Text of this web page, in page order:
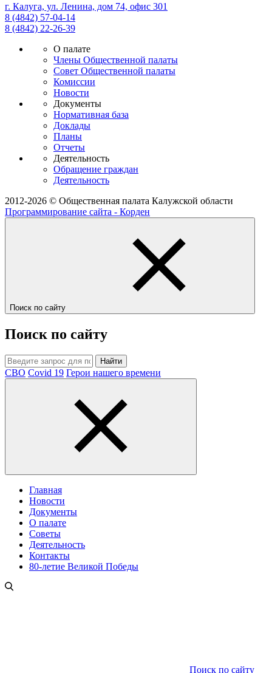
г. Калуга, ул. Ленина, дом 74, офис 301
8 (4842) 57-04-14
8 (4842) 22-26-39
О палате
Члены Общественной палаты
Совет Общественной палаты
Комиссии
Новости
Документы
Нормативная база
Доклады
Планы
Отчеты
Деятельность
Обращение граждан
Деятельность
2012-2026 © Общественная палата Калужской области
Программирование сайта - Корден
Поиск по сайту
Поиск по сайту
Найти
СВО Covid 19 Герои нашего времени
Главная
Новости
Документы
О палате
Советы
Деятельность
Контакты
80-летие Великой Победы
Поиск по сайту